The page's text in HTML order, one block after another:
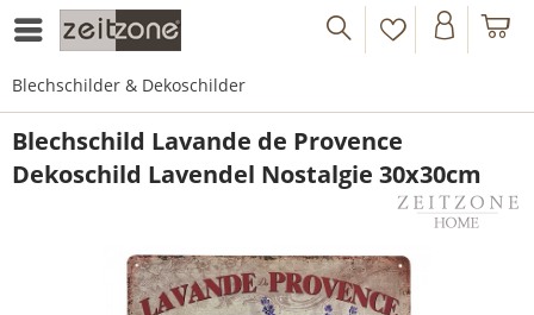
Blechschilder & Dekoschilder
Blechschild Lavande de Provence
Dekoschild Lavendel Nostalgie 30x30cm